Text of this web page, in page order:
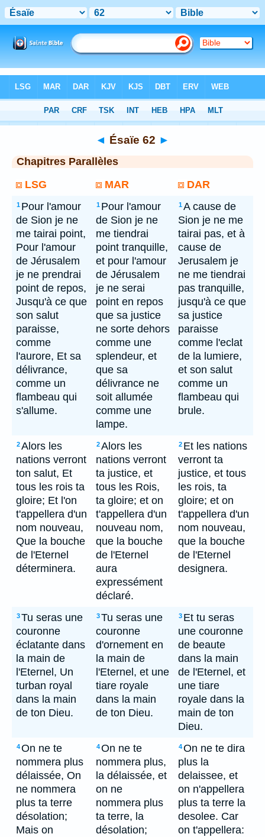
◄ Ésaïe 62 ►
Chapitres Parallèles
LSG
MAR DAR
1 Pour l'amour
de Sion je ne
me tairai point,
Pour l'amour
de Jérusalem
je ne prendrai
point de repos,
Jusqu'à ce que
son salut
paraisse,
comme
l'aurore, Et sa
délivrance,
comme un
flambeau qui
s'allume.
1 Pour l'amour
de Sion je ne
me tiendrai
point tranquille,
et pour l'amour
de Jérusalem
je ne serai
point en repos
que sa justice
ne sorte dehors
comme une
splendeur, et
que sa
délivrance ne
soit allumée
comme une
lampe.
1A cause de
Sion je ne me
tairai pas, et à
cause de
Jerusalem je
ne me tiendrai
pas tranquille,
jusqu'à ce que
sa justice
paraisse
comme l'eclat
de la lumiere,
et son salut
comme un
flambeau qui
brule.
2Alors les
nations verront
ton salut, Et
tous les rois ta
gloire; Et l'on
t'appellera d'un
nom nouveau,
Que la bouche
de l'Eternel
déterminera.
2Alors les
nations verront
ta justice, et
tous les Rois,
ta gloire; et on
t'appellera d'un
nouveau nom,
que la bouche
de l'Eternel
aura
expressément
déclaré.
2 Et les nations
verront ta
justice, et tous
les rois, ta
gloire; et on
t'appellera d'un
nom nouveau,
que la bouche
de l'Eternel
designera.
3Tu seras une
couronne
éclatante dans
la main de
l'Eternel, Un
turban royal
dans la main
de ton Dieu.
3Tu seras une
couronne
d'ornement en
la main de
l'Eternel, et une
tiare royale
dans la main
de ton Dieu.
3 Et tu seras
une couronne
de beaute
dans la main
de l'Eternel, et
une tiare
royale dans la
main de ton
Dieu.
4On ne te
nommera plus
délaissée, On
ne nommera
plus ta terre
désolation;
Mais on
4On ne te
nommera plus,
la délaissée, et
on ne
nommera plus
ta terre, la
désolation;
4On ne te dira
plus la
delaissee, et
on n'appellera
plus ta terre la
desolee. Car
on t'appellera: